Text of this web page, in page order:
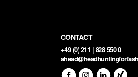
CONTACT
+49 (0) 211 | 828 550 0